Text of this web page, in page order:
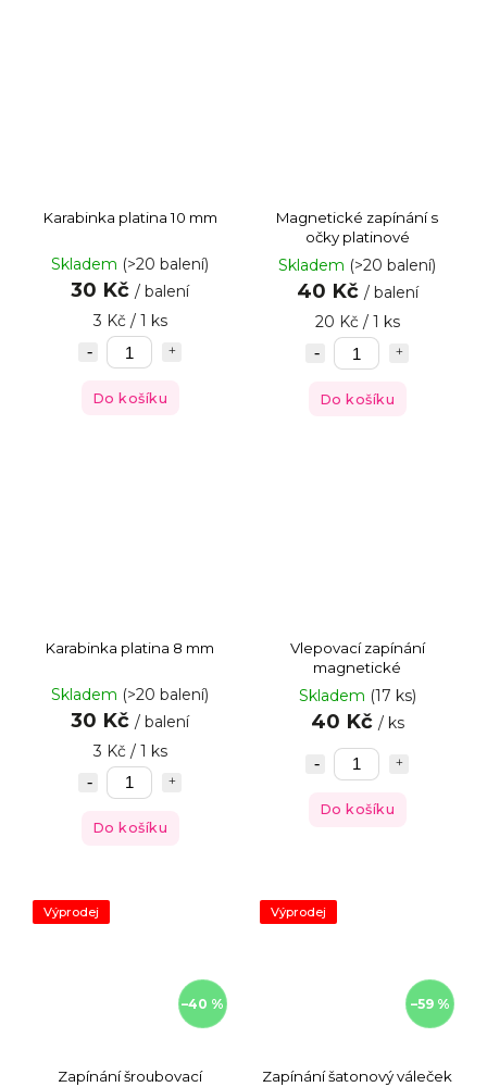
Karabinka platina 10 mm
Skladem (>20 balení)
30 Kč / balení
3 Kč / 1 ks
Do košíku
Magnetické zapínání s
očky platinové
Skladem (>20 balení)
40 Kč / balení
20 Kč / 1 ks
Do košíku
Karabinka platina 8 mm
Skladem (>20 balení)
30 Kč / balení
3 Kč / 1 ks
Do košíku
Vlepovací zapínání
magnetické
Skladem (17 ks)
40 Kč / ks
Do košíku
Výprodej
–40 %
Zapínání šroubovací
Výprodej
–59 %
Zapínání šatonový váleček